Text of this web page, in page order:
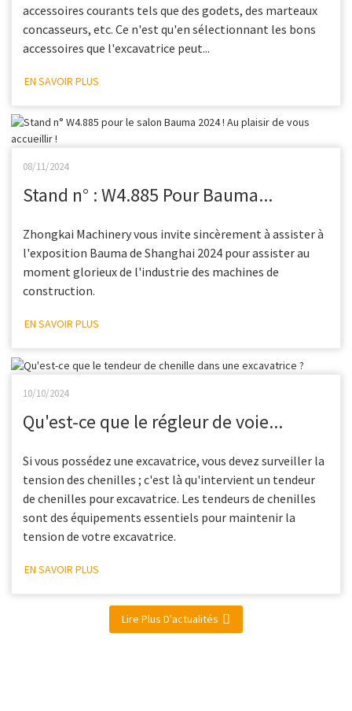
accessoires courants tels que des godets, des marteaux
concasseurs, etc. Ce n'est qu'en sélectionnant les bons
accessoires que l'excavatrice peut...
EN SAVOIR PLUS
08/11/2024
Stand n° : W4.885 Pour Bauma...
Zhongkai Machinery vous invite sincèrement à assister à
l'exposition Bauma de Shanghai 2024 pour assister au
moment glorieux de l'industrie des machines de
construction.
EN SAVOIR PLUS
10/10/2024
Qu'est-ce que le régleur de voie...
Si vous possédez une excavatrice, vous devez surveiller la
tension des chenilles ; c'est là qu'intervient un tendeur
de chenilles pour excavatrice. Les tendeurs de chenilles
sont des équipements essentiels pour maintenir la
tension de votre excavatrice.
EN SAVOIR PLUS
Lire Plus D'actualités